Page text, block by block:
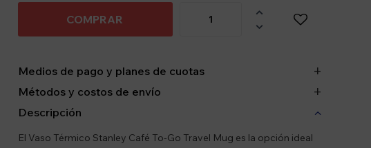
COMPRAR


Medios de pago y planes de cuotas
Métodos y costos de envío
Descripción
El Vaso Térmico Stanley Café To-Go Travel Mug es la opción ideal